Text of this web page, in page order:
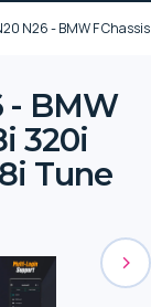
N26 - BMW F
- BMW
320i
Tune